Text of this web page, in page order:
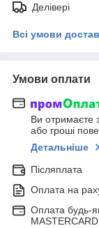
Делівері
Всі умови
Умови оплати
Ви отримаєте
або гроші
Детальніше
Післяплата
Оплата на
Оплата будь-